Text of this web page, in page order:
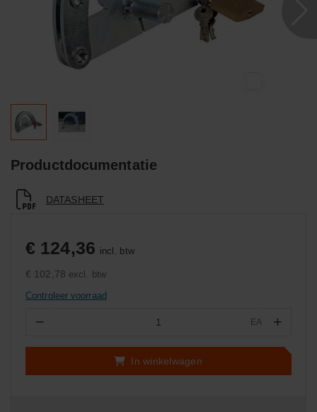
Productdocumentatie
DATASHEET
€ 124,36 incl. btw
€ 102,78 excl. btw
Controleer voorraad
− EA +
In winkelwagen